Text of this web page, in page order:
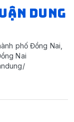
DUNG
phố Đồng Nai,
Nai